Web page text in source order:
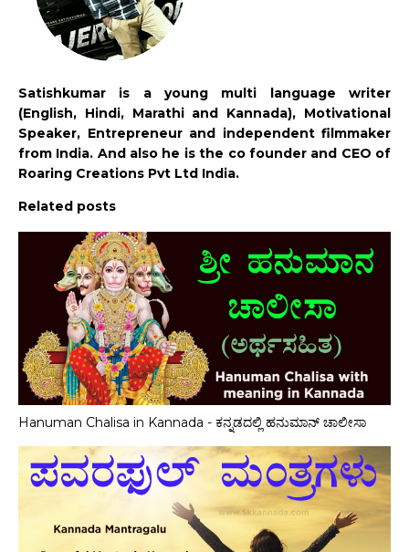
Satishkumar is a young multi language writer
(English, Hindi, Marathi and Kannada), Motivational
Speaker, Entrepreneur and independent filmmaker
from India. And also he is the co founder and CEO of
Roaring Creations Pvt Ltd India.
Related posts
Hanuman Chalisa in Kannada - ಕನ್ನಡದಲ್ಲಿ ಹನುಮಾನ್ ಚಾಲೀಸಾ